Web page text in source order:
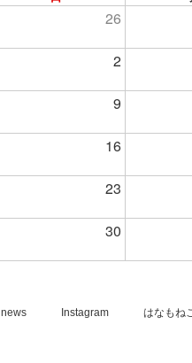
26
2
9
16
23
30
news Instagram はなもね